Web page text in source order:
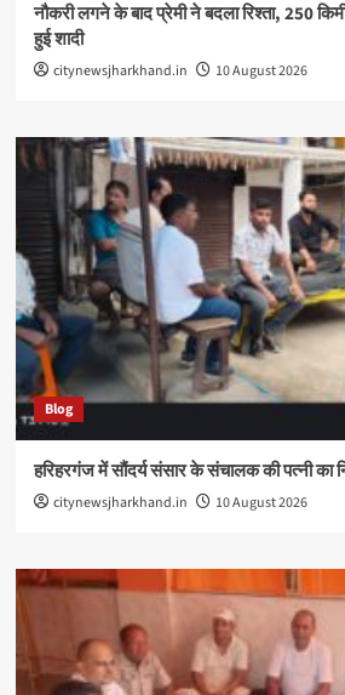
नौकरी लगने के बाद प्रेमी ने बदला रिश्ता, 250
हुई शादी
citynewsjharkhand.in 10 August 2026
Blog
हरिहरगंज में सौंदर्य संसार के संचालक की पत्नी का
citynewsjharkhand.in 10 August 2026